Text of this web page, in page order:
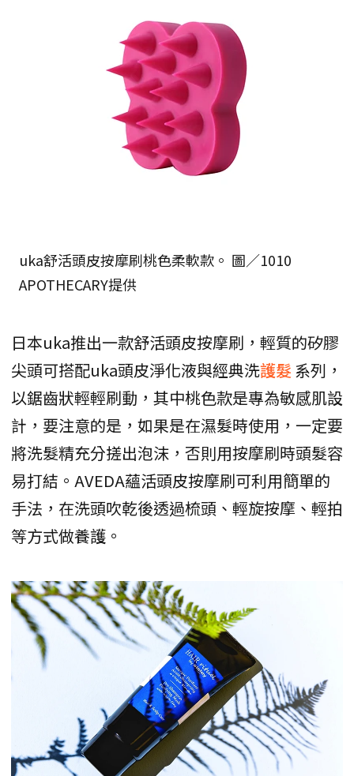
uka舒活頭皮按摩刷桃色柔軟款。 圖／1010
APOTHECARY提供
日本uka推出一款舒活頭皮按摩刷，輕質的矽膠
尖頭可搭配uka頭皮淨化液與經典洗護髮 系列，
以鋸齒狀輕輕刷動，其中桃色款是專為敏感肌設
計，要注意的是，如果是在濕髮時使用，一定要
將洗髮精充分搓出泡沫，否則用按摩刷時頭髮容
易打結。AVEDA蘊活頭皮按摩刷可利用簡單的
手法，在洗頭吹乾後透過梳頭、輕旋按摩、輕拍
等方式做養護。